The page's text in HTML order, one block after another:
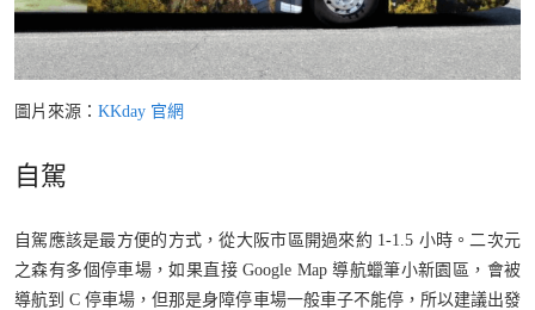
圖片來源： KKday 官網
自駕
自駕應該是最方便的方式，從大阪市區開過來約 1-1.5 小時。二次元
之森有多個停車場，如果直接 Google Map 導航蠟筆小新園區，會被
導航到 C 停車場，但那是身障停車場一般車子不能停，所以建議出發